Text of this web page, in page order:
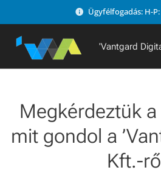
Ügyfélfogadás: H-P:
'Vantgard
Megkérdeztük a
mit gondol a
Kft.-